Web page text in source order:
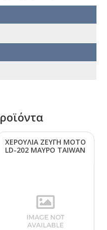
ΧΕΡΟΥΛΙΑ ΖΕΥΓΗ ΜΟΤΟ
LD-202 ΜΑΥΡΟ ΤΑΙWΑΝ